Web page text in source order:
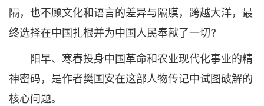
隔，也不顾文化和语言的差异与隔膜，跨越大洋，最
终选择在中国扎根并为中国人民奉献了一切?
阳早、寒春投身中国革命和农业现代化事业的精
神密码，是作者樊国安在这部人物传记中试图破解的
核心问题。